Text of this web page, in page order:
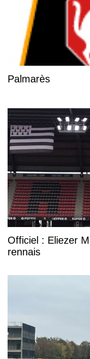
Palmarès
Officiel : Eliezer
rennais